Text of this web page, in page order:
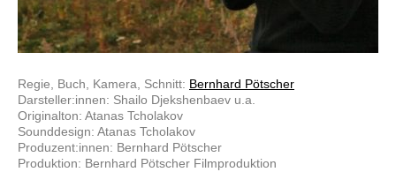
Regie, Buch, Kamera, Schnitt: Bernhard Pötscher
Darsteller:innen: Shailo Djekshenbaev u.a.
Originalton: Atanas Tcholakov
Sounddesign: Atanas Tcholakov
Produzent:innen: Bernhard Pötscher
Produktion: Bernhard Pötscher Filmproduktion